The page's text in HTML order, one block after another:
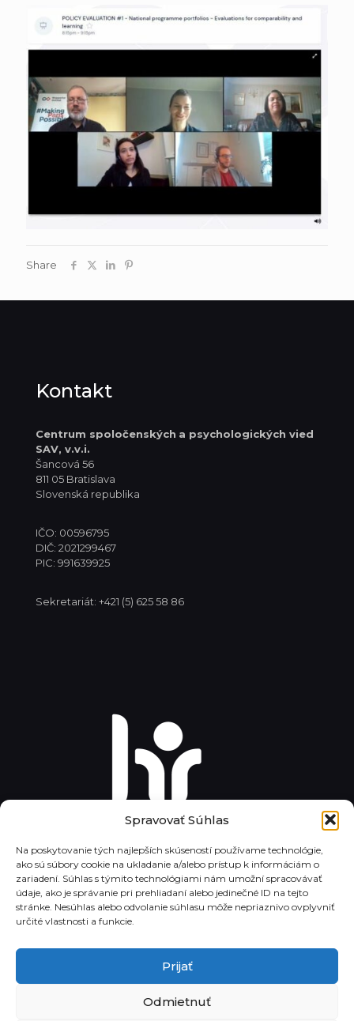
Spravovať Súhlas
Na poskytovanie tých najlepších skúseností používame technológie,
ako sú súbory cookie na ukladanie a/alebo prístup k informáciám o
zariadení. Súhlas s týmito technológiami nám umožní spracovávať
údaje, ako je správanie pri prehliadaní alebo jedinečné ID na tejto
stránke. Nesúhlas alebo odvolanie súhlasu môže nepriaznivo ovplyvniť
určité vlastnosti a funkcie.
Prijať
Odmietnuť
Share
Kontakt
Centrum spoločenských a psychologických vied
SAV, v.v.i.
Šancová 56
811 05 Bratislava
Slovenská republika
IČO: 00596795
DIČ: 2021299467
PIC: 991639925
Sekretariát: +421 (5) 625 58 86